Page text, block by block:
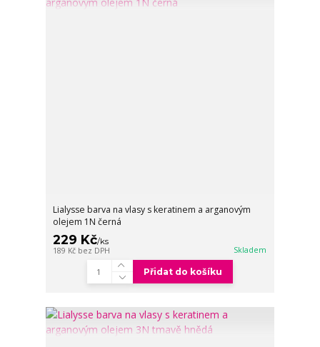
Lialysse barva na vlasy s keratinem a arganovým
olejem 1N černá
229 Kč/ks
189 Kč bez DPH Skladem
Přidat do košíku